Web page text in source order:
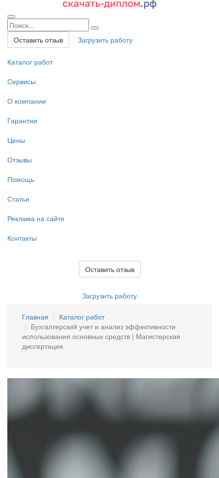
Оставить отзыв Загрузить работу
Каталог работ
Сервисы
О компании
Гарантии
Цены
Отзывы
Помощь
Статьи
Реклама на сайте
Контакты
Оставить отзыв
Загрузить работу
Главная
Каталог работ
Бухгалтерский учет и анализ эффективности
использования основных средств | Магистерская
диссертация